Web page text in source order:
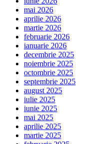
mai 2026
aprilie 2026
martie 2026
februarie 2026
ianuarie 2026
decembrie 2025
noiembrie 2025
octombrie 2025
septembrie 2025
august 2025
iulie 2025
iunie 2025
mai 2025
aprilie 2025
martie 2025